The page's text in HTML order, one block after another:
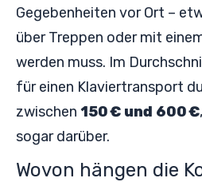
Gegebenheiten vor Ort –
über Treppen oder mit
werden muss. Im
für einen Klaviertransport
zwischen 150 € und 600 €
sogar darüber.
Wovon hängen die